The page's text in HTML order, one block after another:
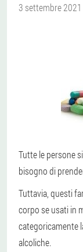
3 settembre 2021
Tutte le persone
bisogno di
Tuttavia, questi
corpo se usati in
categoricamente
alcoliche.